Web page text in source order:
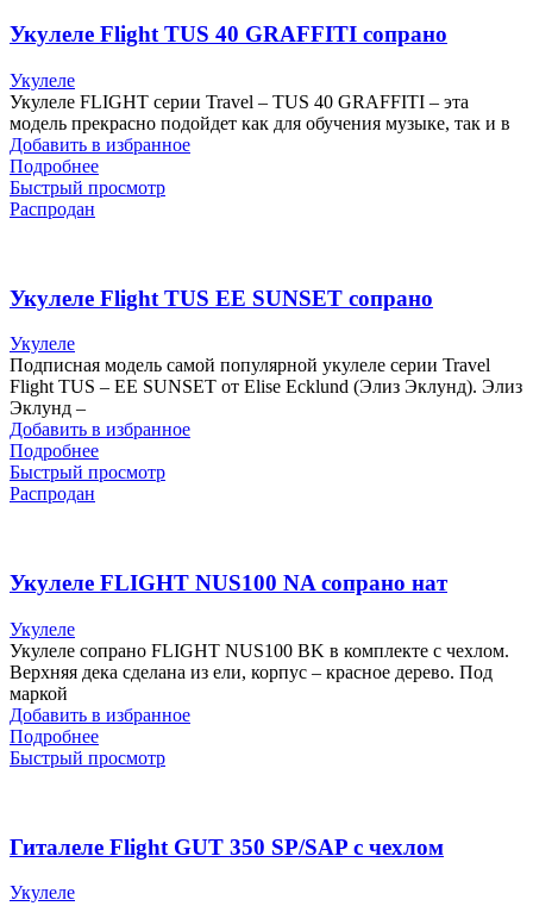
Укулеле Flight TUS 40 GRAFFITI сопрано
Укулеле
Укулеле FLIGHT серии Travel – TUS 40 GRAFFITI – эта
модель прекрасно подойдет как для обучения музыке, так и в
Добавить в избранное
Подробнее
Быстрый просмотр
Распродан
Укулеле Flight TUS EE SUNSET сопрано
Укулеле
Подписная модель самой популярной укулеле серии Travel
Flight TUS – EE SUNSET от Elise Ecklund (Элиз Эклунд). Элиз
Эклунд –
Добавить в избранное
Подробнее
Быстрый просмотр
Распродан
Укулеле FLIGHT NUS100 NA сопрано нат
Укулеле
Укулеле сопрано FLIGHT NUS100 BK в комплекте с чехлом.
Верхняя дека сделана из ели, корпус – красное дерево. Под
маркой
Добавить в избранное
Подробнее
Быстрый просмотр
Гиталеле Flight GUT 350 SP/SAP с чехлом
Укулеле